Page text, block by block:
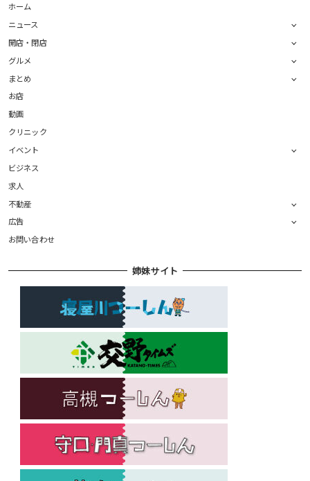
ホーム
ニュース
開店・閉店
グルメ
まとめ
お店
動画
クリニック
イベント
ビジネス
求人
不動産
広告
お問い合わせ
姉妹サイト